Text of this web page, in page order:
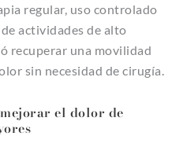
regular, uso controlado
actividades de alto
recuperar una movilidad
sin necesidad de cirugía.
el dolor de